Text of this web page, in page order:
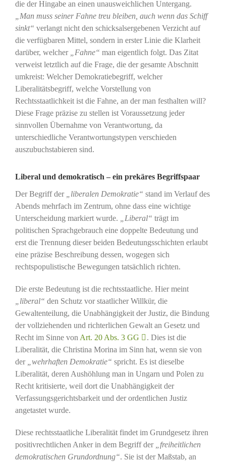
die der Hingabe an einen unausweichlichen Untergang.
„Man muss seiner Fahne treu bleiben, auch wenn das Schiff
sinkt“ verlangt nicht den schicksalsergebenen Verzicht auf
die verfügbaren Mittel, sondern in erster Linie die Klarheit
darüber, welcher
„Fahne“ man eigentlich folgt. Das Zitat
verweist letztlich auf die Frage, die der gesamte Abschnitt
umkreist: Welcher Demokratiebegriff, welcher
Liberalitätsbegriff, welche Vorstellung von
Rechtsstaatlichkeit ist die Fahne, an der man festhalten will?
Diese Frage präzise zu stellen ist Voraussetzung jeder
sinnvollen Übernahme von Verantwortung, da
unterschiedliche Verantwortungstypen verschieden
auszubuchstabieren sind.
Liberal und demokratisch – ein prekäres Begriffspaar
Der Begriff der
„liberalen Demokratie“ stand im Verlauf des
Abends mehrfach im Zentrum, ohne dass eine wichtige
Unterscheidung markiert wurde.
„Liberal“ trägt im
politischen Sprachgebrauch eine doppelte Bedeutung und
erst die Trennung dieser beiden Bedeutungsschichten erlaubt
eine präzise Beschreibung dessen, wogegen sich
rechtspopulistische Bewegungen tatsächlich richten.
Die erste Bedeutung ist die rechtsstaatliche. Hier meint
„liberal“ den Schutz vor staatlicher Willkür, die
Gewaltenteilung, die Unabhängigkeit der Justiz, die Bindung
der vollziehenden und richterlichen Gewalt an Gesetz und
Recht im Sinne von Art. 20 Abs. 3 GG
. Dies ist die
Liberalität, die Christina Morina im Sinn hat, wenn sie von
der
„wehrhaften Demokratie“ spricht. Es ist dieselbe
Liberalität, deren Aushöhlung man in Ungarn und Polen zu
Recht kritisierte, weil dort die Unabhängigkeit der
Verfassungsgerichtsbarkeit und der ordentlichen Justiz
angetastet wurde.
Diese rechtsstaatliche Liberalität findet im Grundgesetz ihren
positivrechtlichen Anker in dem Begriff der
„freiheitlichen
demokratischen Grundordnung“. Sie ist der Maßstab, an